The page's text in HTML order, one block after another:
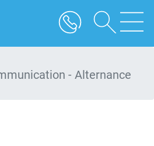
- Alternance